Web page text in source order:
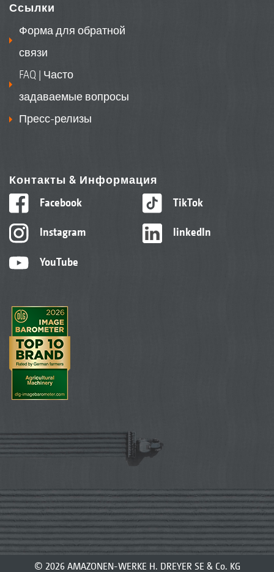
Ссылки
Форма для обратной
связи
FAQ | Часто
задаваемые вопросы
Пресс-релизы
Контакты & Информация
Facebook
Instagram
YouTube
TikTok
linkedIn
© 2026 AMAZONEN-WERKE H. DREYER SE & Co. KG